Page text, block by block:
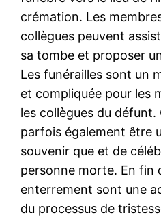
crémation. Les
collègues peuvent
sa tombe et proposer
Les funérailles sont un
et compliquée pour les
les collègues du
parfois également être
souvenir que et de
personne morte. En fin
enterrement sont une
du processus de